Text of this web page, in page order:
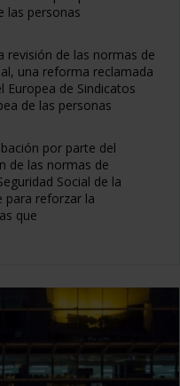
las personas
revisión de las normas de
una reforma reclamada
Europea de Sindicatos
de las personas
por parte del
de las normas de
Social de la
para reforzar la
que